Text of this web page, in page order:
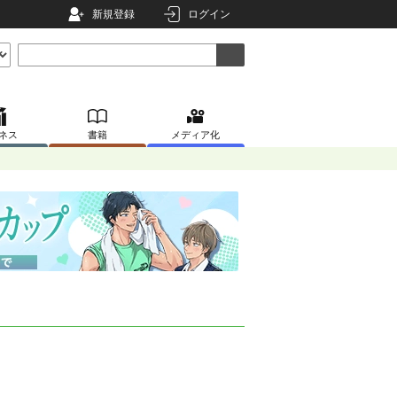
新規登録 ログイン
ス 書籍 メディア化